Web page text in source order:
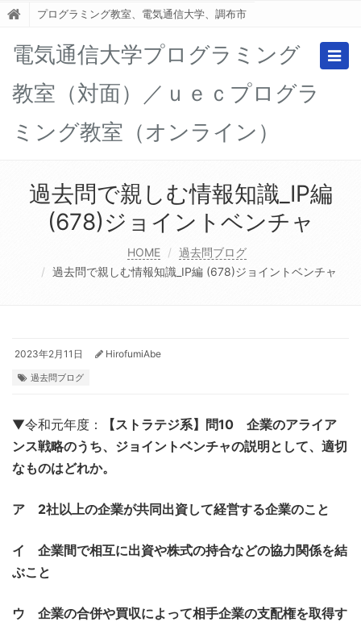
プログラミング教室、電気通信大学、調布市
電気通信大学プログラミング
教室（対面）／ｕｅｃプログラ
ミング教室（オンライン）
過去問で親しむ情報知識_IP編
(678)ジョイントベンチャ
HOME
過去問ブログ
過去問で親しむ情報知識_IP編 (678)ジョイントベンチャ
2023年2月11日 HirofumiAbe
過去問ブログ
▼令和元年度：
【ストラテジ系】問10 企業のアライア
ンス戦略のうち、ジョイントベンチャの説明として、適切
なものはどれか。
ア 2社以上の企業が共同出資して経営する企業のこと
イ 企業間で相互に出資や株式の持合などの協力関係を結
ぶこと
ウ 企業の合併や買収によって相手企業の支配権を取得す